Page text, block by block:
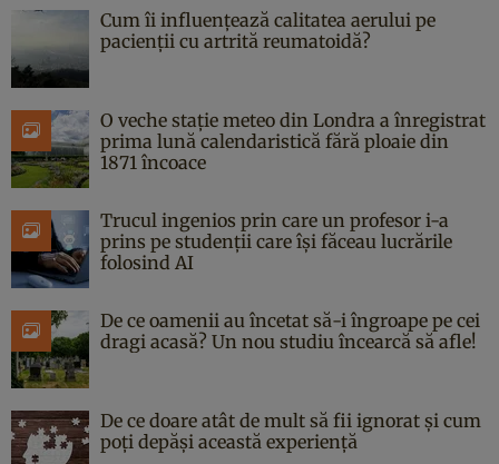
Cum îi influențează calitatea aerului pe
pacienții cu artrită reumatoidă?
O veche stație meteo din Londra a înregistrat
prima lună calendaristică fără ploaie din
1871 încoace
Trucul ingenios prin care un profesor i-a
prins pe studenții care își făceau lucrările
folosind AI
De ce oamenii au încetat să-i îngroape pe cei
dragi acasă? Un nou studiu încearcă să afle!
De ce doare atât de mult să fii ignorat și cum
poți depăși această experiență